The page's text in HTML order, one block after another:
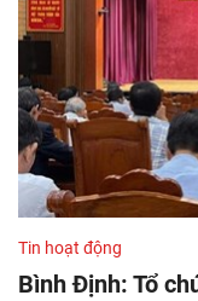
Tin hoạt động
Bình Định: Tổ